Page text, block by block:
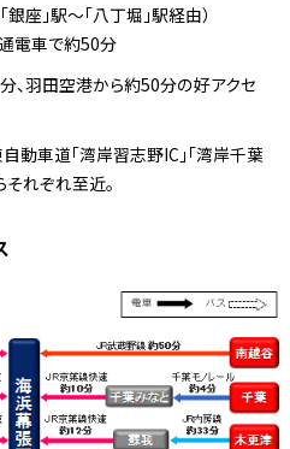
座」駅～「八丁堀」駅経由）
通電車で約50分
、羽田空港から約50分の好アクセ
動車道「湾岸習志野IC」「湾岸千葉
それぞれ至近。